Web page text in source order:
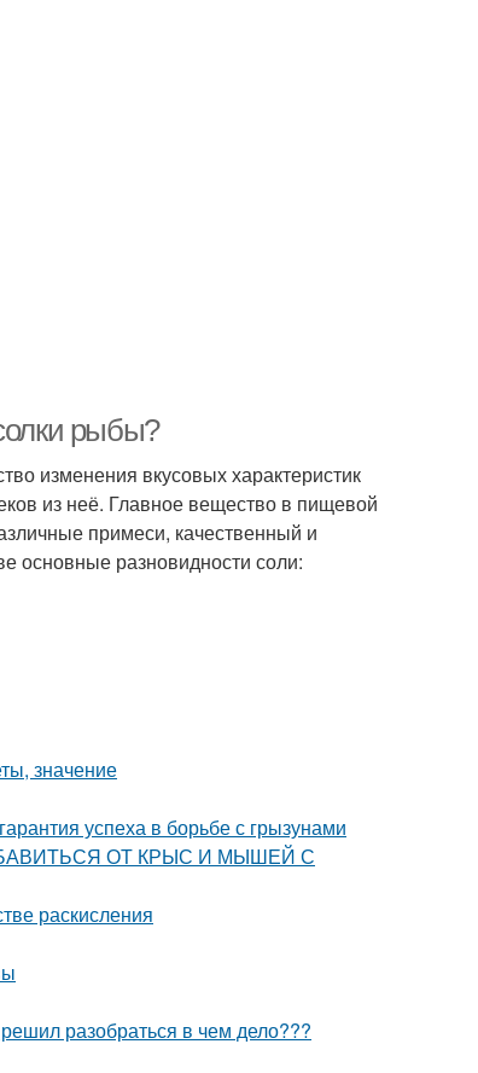
рыбы?
изменения вкусовых характеристик
из неё. Главное вещество в пищевой
примеси, качественный и
основные разновидности соли:
значение
успеха в борьбе с грызунами
ИЗБАВИТЬСЯ ОТ КРЫС И МЫШЕЙ С
раскисления
разобраться в чем дело???